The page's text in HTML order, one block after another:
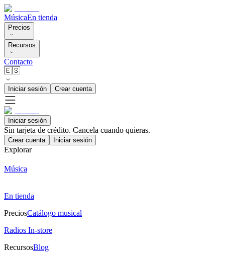
MúsicaEn tienda
Precios
Recursos
Contacto
🇪🇸
Iniciar sesión Crear cuenta
Iniciar sesión
Sin tarjeta de crédito. Cancela cuando quieras.
Crear cuenta Iniciar sesión
Explorar
Música
En tienda
PreciosCatálogo musical
Radios In-store
RecursosBlog